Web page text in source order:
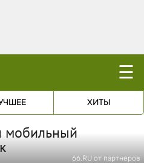
☰
ХИТЫ
мобильный
66.RU от партнеров